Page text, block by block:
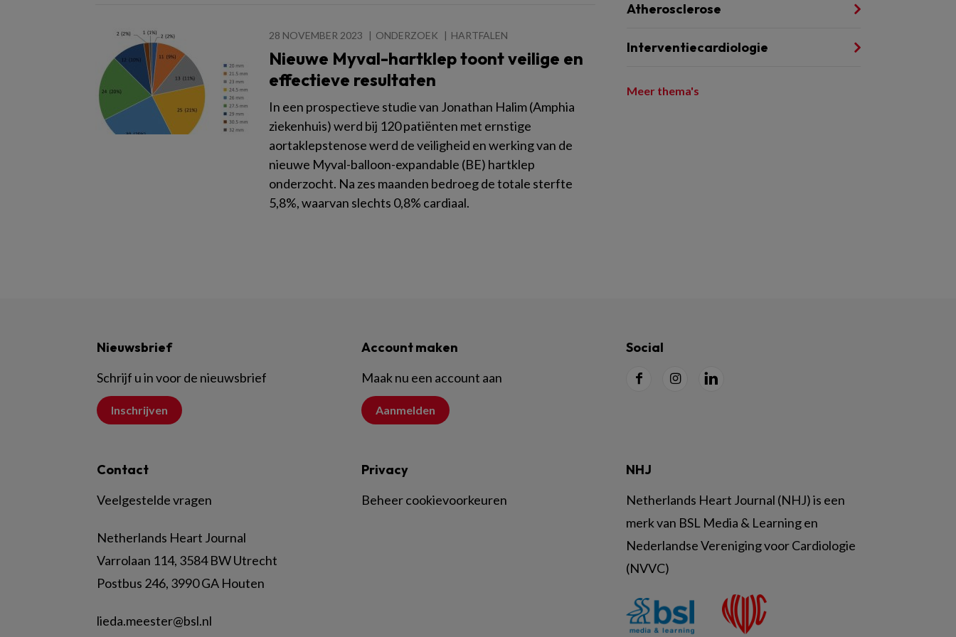
28 NOVEMBER 2023 ONDERZOEK HARTFALEN
Nieuwe Myval-hartklep toont veilige en
effectieve resultaten
In een prospectieve studie van Jonathan Halim (Amphia
ziekenhuis) werd bij 120 patiënten met ernstige
aortaklepstenose werd de veiligheid en werking van de
nieuwe Myval-balloon-expandable (BE) hartklep
onderzocht. Na zes maanden bedroeg de totale sterfte
5,8%, waarvan slechts 0,8% cardiaal.
Atherosclerose
Interventiecardiologie
Meer thema's
Nieuwsbrief
Schrijf u in voor de nieuwsbrief
Inschrijven
Account maken
Maak nu een account aan
Aanmelden
Social
Contact
Veelgestelde vragen
Netherlands Heart Journal
Varrolaan 114, 3584 BW Utrecht
Postbus 246, 3990 GA Houten
lieda.meester@bsl.nl
Privacy
Beheer cookievoorkeuren
NHJ
Netherlands Heart Journal (NHJ) is een
merk van BSL Media & Learning en
Nederlandse Vereniging voor Cardiologie
(NVVC)